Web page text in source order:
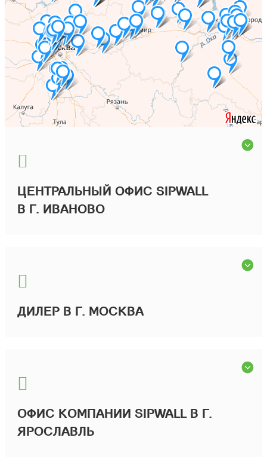
ЦЕНТРАЛЬНЫЙ ОФИС SIPWALL
В Г. ИВАНОВО
ДИЛЕР В Г. МОСКВА
ОФИС КОМПАНИИ SIPWALL В Г.
ЯРОСЛАВЛЬ